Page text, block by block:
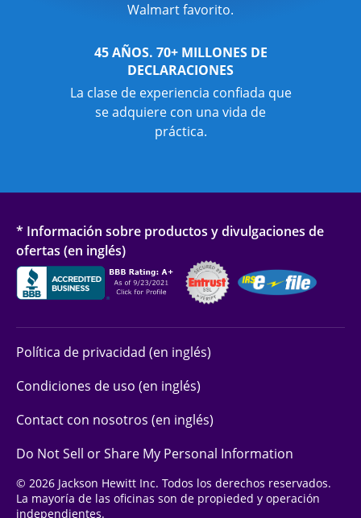
Walmart favorito.
45 AÑOS. 70+ MILLONES DE
DECLARACIONES
La clase de experiencia confiada que
se adquiere con una vida de
práctica.
* Información sobre productos y divulgaciones de
ofertas (en inglés)
Política de privacidad (en inglés)
Condiciones de uso (en inglés)
Contact con nosotros (en inglés)
Do Not Sell or Share My Personal Information
© 2026 Jackson Hewitt Inc. Todos los derechos reservados.
La mayoría de las oficinas son de propieded y operación
independientes.